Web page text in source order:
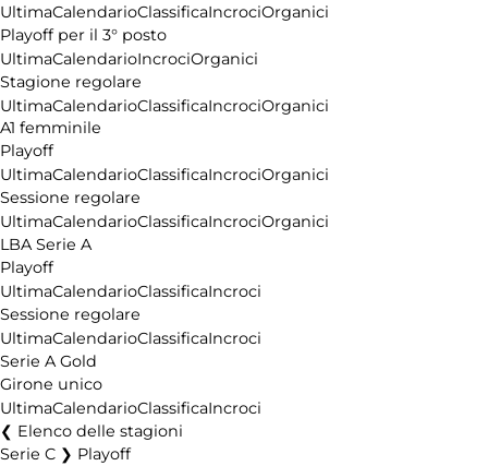
UltimaCalendarioClassificaIncrociOrganici
Playoff per il 3° posto
UltimaCalendarioIncrociOrganici
Stagione regolare
UltimaCalendarioClassificaIncrociOrganici
A1 femminile
Playoff
UltimaCalendarioClassificaIncrociOrganici
Sessione regolare
UltimaCalendarioClassificaIncrociOrganici
LBA Serie A
Playoff
UltimaCalendarioClassificaIncroci
Sessione regolare
UltimaCalendarioClassificaIncroci
Serie A Gold
Girone unico
UltimaCalendarioClassificaIncroci
Elenco delle stagioni
Serie C ❯ Playoff